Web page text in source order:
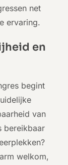
net
ervaring.
en
begint
van
bereikbaar
welkom,